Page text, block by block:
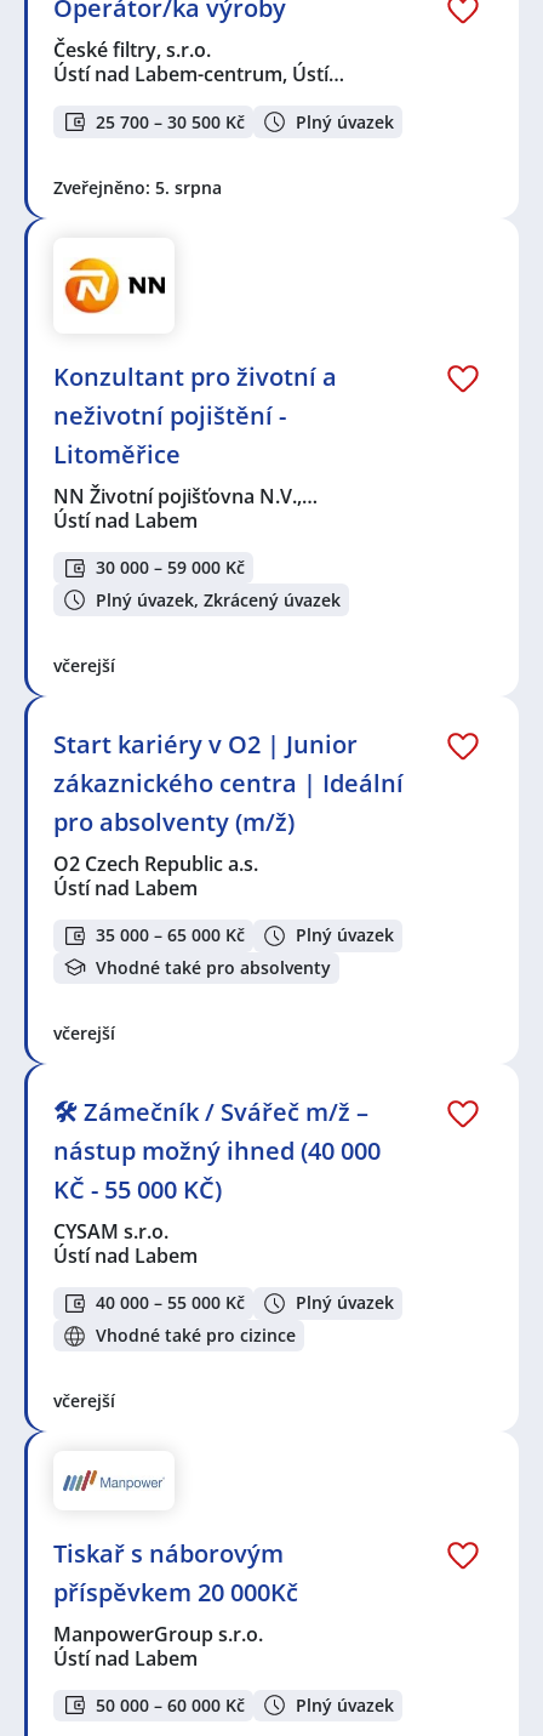
Operátor/ka výroby
České filtry, s.r.o.
Ústí nad Labem-centrum, Ústí…
25 700 – 30 500 Kč Plný úvazek
Zveřejněno: 5. srpna
Konzultant pro životní a
neživotní pojištění -
Litoměřice
NN Životní pojišťovna N.V.,…
Ústí nad Labem
30 000 – 59 000 Kč
Plný úvazek, Zkrácený úvazek
včerejší
Start kariéry v O2 | Junior
zákaznického centra | Ideální
pro absolventy (m/ž)
O2 Czech Republic a.s.
Ústí nad Labem
35 000 – 65 000 Kč
Plný úvazek
Vhodné také pro absolventy
včerejší
🛠️ Zámečník / Svářeč m/ž –
nástup možný ihned (40 000
KČ - 55 000 KČ)
CYSAM s.r.o.
Ústí nad Labem
40 000 – 55 000 Kč
Plný úvazek
Vhodné také pro cizince
včerejší
Tiskař s náborovým
příspěvkem 20 000Kč
ManpowerGroup s.r.o.
Ústí nad Labem
50 000 – 60 000 Kč Plný úvazek